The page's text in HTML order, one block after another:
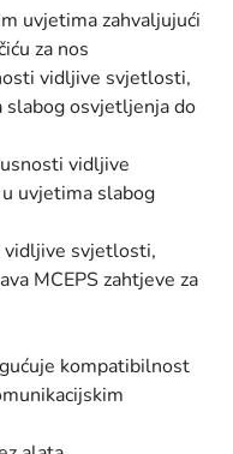
uvjetima zahvaljujući
za nos
vidljive svjetlosti,
slabog osvjetljenja do
vidljive
uvjetima slabog
vidljive svjetlosti,
MCEPS zahtjeve za
kompatibilnost